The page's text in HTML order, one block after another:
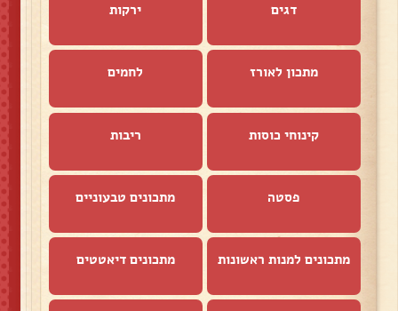
דגים ירקות
מתכון לאורז לחמים
קינוחי כוסות ריבות
פסטה מתכונים טבעוניים
מתכונים למנות ראשונות מתכונים דיאטטים